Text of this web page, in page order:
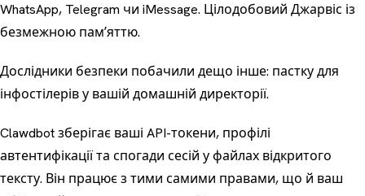
WhatsApp, Telegram чи iMessage. Цілодобовий Джарвіс із
безмежною памʼяттю.
Дослідники безпеки побачили дещо інше: пастку для
інфостілерів у вашій домашній директорії.
Clawdbot зберігає ваші API-токени, профілі
автентифікації та спогади сесій у файлах відкритого
тексту. Він працює з тими самими правами, що й ваш